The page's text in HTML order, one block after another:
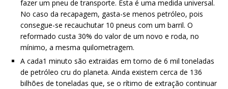
fazer um pneu de transporte. Esta é uma medida universal.
No caso da recapagem, gasta-se menos petróleo, pois
consegue-se recauchutar 10 pneus com um barril. O
reformado custa 30% do valor de um novo e roda, no
mínimo, a mesma quilometragem.
A cada1 minuto são extraidas em torno de 6 mil toneladas
de petróleo cru do planeta. Ainda existem cerca de 136
bilhões de toneladas que, se o rítimo de extração continuar